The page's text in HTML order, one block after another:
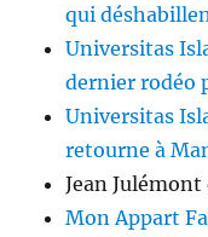
qui
Universitas
dernier rodéo
Universitas
retourne à
Jean Julémont
Mon Appart